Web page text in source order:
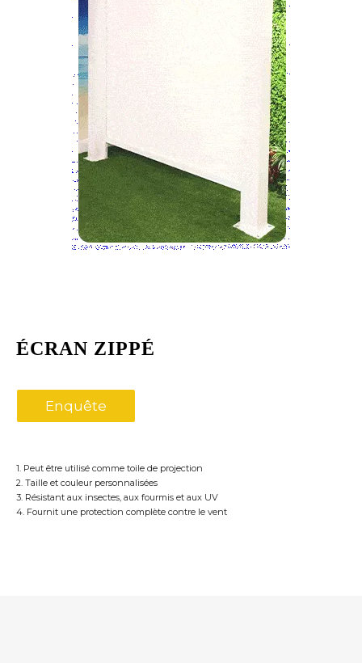
ÉCRAN ZIPPÉ
Enquête
1. Peut être utilisé comme toile de projection
2. Taille et couleur personnalisées
3. Résistant aux insectes, aux fourmis et aux UV
4. Fournit une protection complète contre le vent